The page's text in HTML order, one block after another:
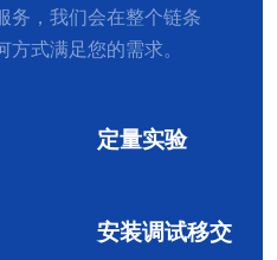
务，我们会在整个链条
式满足您的需求。
定量实验
安装调试移交